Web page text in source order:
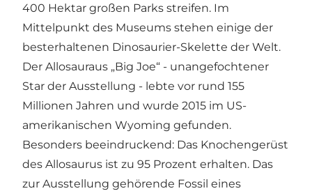
400 Hektar großen Parks streifen. Im
Mittelpunkt des Museums stehen einige der
besterhaltenen Dinosaurier-Skelette der Welt.
Der Allosauraus „Big Joe“ - unangefochtener
Star der Ausstellung - lebte vor rund 155
Millionen Jahren und wurde 2015 im US-
amerikanischen Wyoming gefunden.
Besonders beeindruckend: Das Knochengerüst
des Allosaurus ist zu 95 Prozent erhalten. Das
zur Ausstellung gehörende Fossil eines